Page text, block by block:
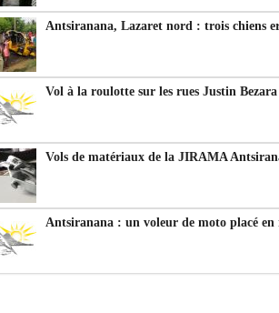
Antsiranana, Lazaret nord : trois chiens
Vol à la roulotte sur les rues Justin
Vols de matériaux de la JIRAMA
Antsiranana : un voleur de moto placé en